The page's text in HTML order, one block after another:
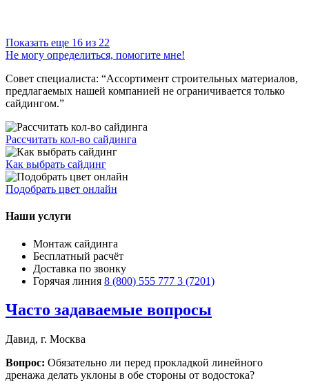
Показать еще 16 из 22
Не могу определиться, помогите мне!
Совет специалиста: “Ассортимент строительных материалов,
предлагаемых нашей компанией не ограничивается только
сайдингом.”
Рассчитать кол-во сайдинга
Как выбрать сайдинг
Подобрать цвет онлайн
Наши услуги
Монтаж сайдинга
Бесплатный расчёт
Доставка по звонку
Горячая линия 8 (800) 555 777 3 (7201)
Часто задаваемые вопросы
Давид, г. Москва
Вопрос: Обязательно ли перед прокладкой линейного
дренажа делать уклоны в обе стороны от водостока?